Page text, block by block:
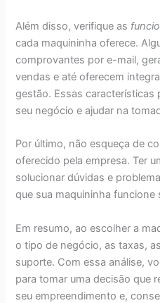
Além disso, verifique as
cada maquininha oferece.
comprovantes por e-mail,
vendas e até oferecem
gestão. Essas características
seu negócio e ajudar na
Por último, não esqueça de
oferecido pela empresa. Ter
solucionar dúvidas e
que sua maquininha
Em resumo, ao escolher a
o tipo de negócio, as taxas,
suporte. Com essa análise,
para tomar uma decisão que
seu empreendimento e,